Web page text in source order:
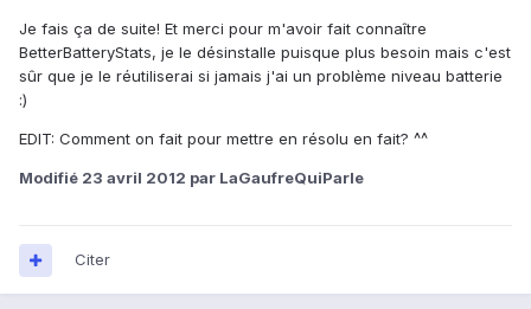
Je fais ça de suite! Et merci pour m'avoir fait connaître
BetterBatteryStats, je le désinstalle puisque plus besoin mais c'est
sûr que je le réutiliserai si jamais j'ai un problème niveau batterie
:)
EDIT: Comment on fait pour mettre en résolu en fait? ^^
Modifié 23 avril 2012 par LaGaufreQuiParle
Citer